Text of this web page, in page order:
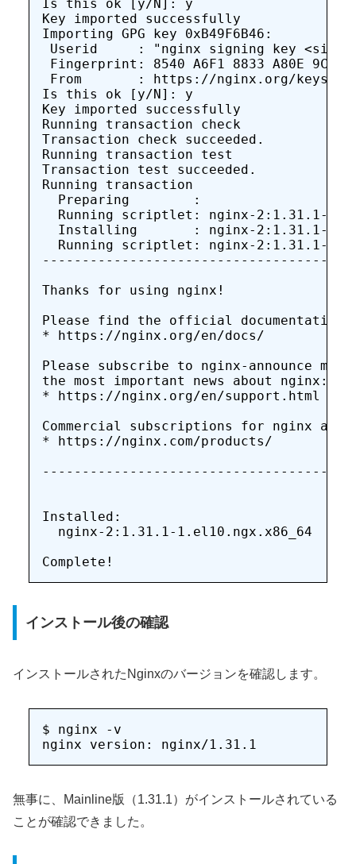
Is this ok [y/N]: y
Key imported successfully
Importing GPG key 0xB49F6B46:
Userid     : "nginx signing key
Fingerprint: 8540 A6F1 8833 A80E 9C16
From       : https://nginx.org/keys/
Is this ok [y/N]: y
Key imported successfully
Running transaction check
Transaction check succeeded.
Running transaction test
Transaction test succeeded.
Running transaction
Preparing        :
Running scriptlet: nginx-2:1.31.1-
Installing       : nginx-2:1.31.1-
Running scriptlet: nginx-2:1.31.1-
Thanks for using nginx!
Please find the official documentation
* https://nginx.org/en/docs/
Please subscribe to nginx-announce
the most important news about nginx:
* https://nginx.org/en/support.html
Commercial subscriptions for nginx are
* https://nginx.com/products/
Installed:
nginx-
インストール後の確認
インストールされたNginxのバージョンを確認します。
$ nginx -v
無事に、Mainline版（1.31.1）がインストールされている
ことが確認できました。